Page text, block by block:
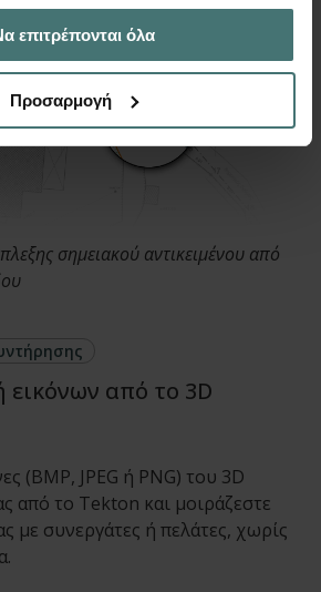
σχέση με την από μέρους σας χρήση
επιτρέπονται όλα
Προσαρμογή
σημειακού αντικειμένου από
από το 3D
(BMP, JPEG ή PNG) του 3D
από το Tekton και μοιράζεστε
με συνεργάτες ή πελάτες, χωρίς